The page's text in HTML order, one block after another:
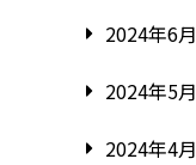
2024年6月
2024年5月
2024年4月